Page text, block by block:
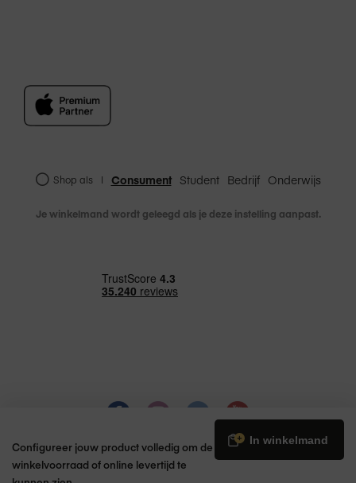
Configureer jouw product volledig om de
winkelvoorraad of online levertijd te
In winkelmand
Shop als | Consument Student Bedrijf Onderwijs
Je winkelmand wordt geleegd als je deze instelling aanpast.